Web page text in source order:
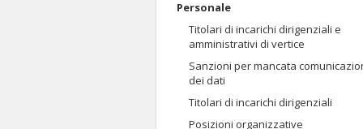
Personale
Titolari di incarichi dirigenziali e
amministrativi di vertice
Sanzioni per mancata
dei dati
Titolari di incarichi dirigenziali
Posizioni organizzative